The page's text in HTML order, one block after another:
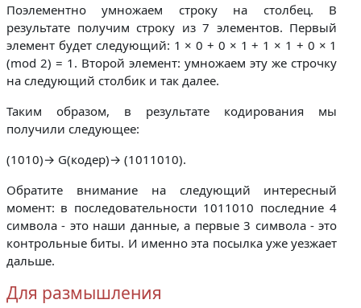
Поэлементно умножаем строку на столбец. В
результате получим строку из 7 элементов. Первый
элемент будет следующий: 1 × 0 + 0 × 1 + 1 × 1 + 0 × 1
(mod 2) = 1. Второй элемент: умножаем эту же строчку
на следующий столбик и так далее.
Таким образом, в результате кодирования мы
получили следующее:
(1010)→ G(кодер)→ (1011010).
Обратите внимание на следующий интересный
момент: в последовательности 1011010 последние 4
символа - это наши данные, а первые 3 символа - это
контрольные биты. И именно эта посылка уже уезжает
дальше.
Для размышления